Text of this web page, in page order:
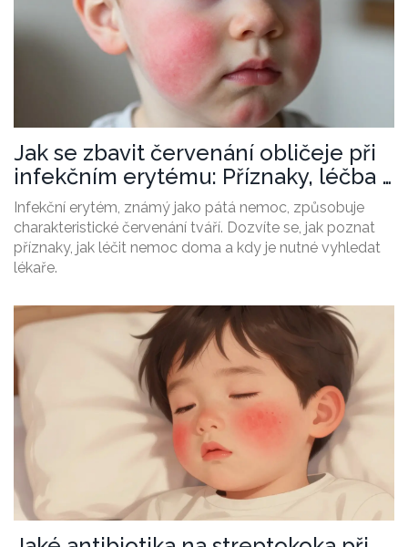
Jak se zbavit červenání obličeje při
infekčním erytému: Příznaky, léčba a
péče
Infekční erytém, známý jako pátá nemoc, způsobuje
charakteristické červenání tváří. Dozvíte se, jak poznat
příznaky, jak léčit nemoc doma a kdy je nutné vyhledat
lékaře.